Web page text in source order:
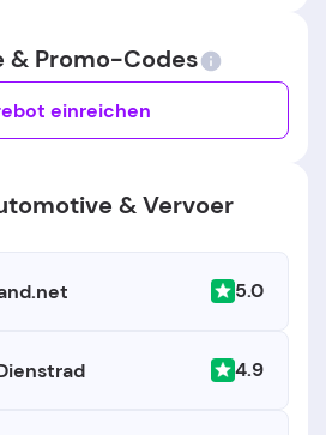
& Promo-Codes
einreichen
& Vervoer
5.0
4.9